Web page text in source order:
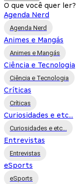
O que você quer ler?
Agenda Nerd
Agenda Nerd
Animes e Mangás
Animes e Mangás
Ciência e Tecnologia
Ciência e Tecnologia
Críticas
Críticas
Curiosidades e etc...
Curiosidades e etc...
Entrevistas
Entrevistas
eSports
eSports